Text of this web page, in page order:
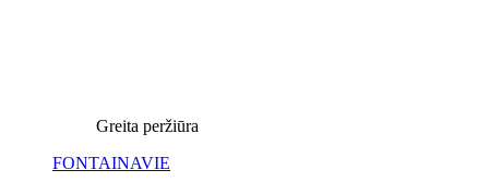
Greita peržiūra
FONTAINAVIE